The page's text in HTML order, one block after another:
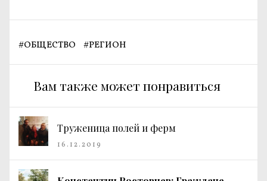
#ОБЩЕСТВО #РЕГИОН
Вам также может понравиться
Труженица полей и ферм
16.12.2019